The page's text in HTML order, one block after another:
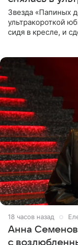
Звезда «Папиных
ультракороткой
сидя в кресле, и
18 часов назад
Анна
с